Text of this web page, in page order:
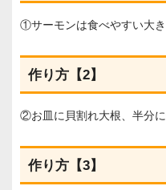
①サーモンは食べやすい大き
作り方【2】
②お皿に貝割れ大根、半分
作り方【3】